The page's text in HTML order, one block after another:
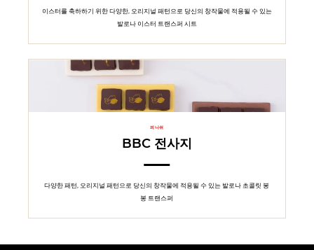
이스터를 축하하기 위한 다양한, 오리지널 패턴으로 당신의 창작물에 적용될 수 있는
발로나 이스터 트랜스퍼 시트
피니쉬
BBC 전사지
다양한 패턴, 오리지널 패턴으로 당신의 창작물에 적용될 수 있는 발로나 초콜릿 봉
봉 트랜스퍼